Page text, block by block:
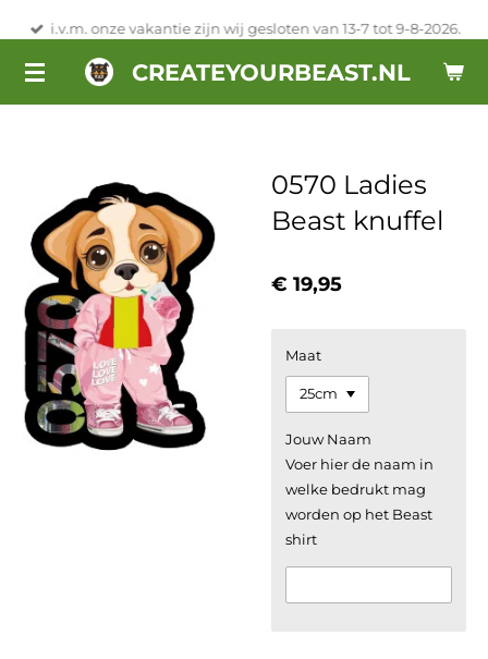
naar
CREATEYOURBEAST.NL
i.v.m. onze vakantie zijn wij gesloten van 13-7 tot 9-8-2026.
0570 Ladies
Beast knuffel
€ 19,95
Maat
Jouw Naam
Voer hier de naam in
welke bedrukt mag
worden op het Beast
shirt